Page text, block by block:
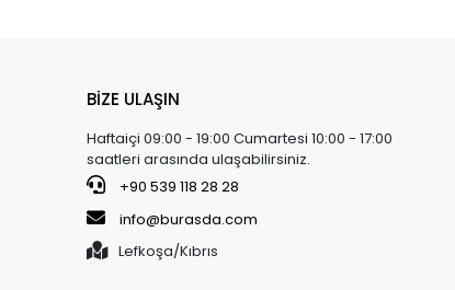
BİZE ULAŞIN
Haftaiçi 09:00 - 19:00 Cumartesi 10:00 - 17:00
saatleri arasında ulaşabilirsiniz.
+90 539 118 28 28
info@burasda.com
Lefkoşa/Kıbrıs